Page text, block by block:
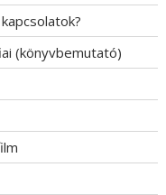
(könyvbemutató)